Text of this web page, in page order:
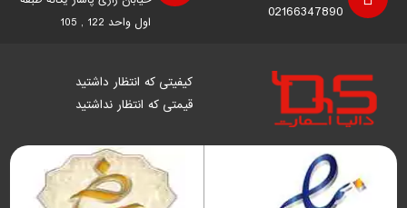
02166347890
اول واحد 122 , 105
کیفیتی که انتظار داشتید
قیمتی که انتظار نداشتید